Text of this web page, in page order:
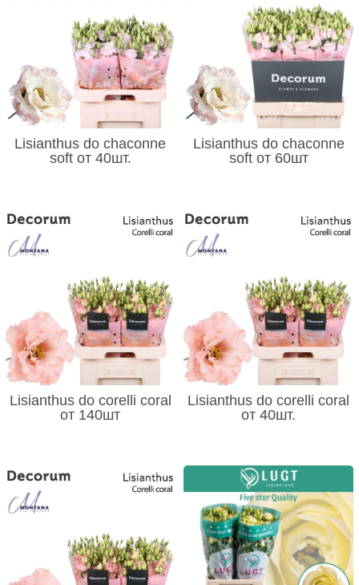
Lisianthus do chaconne
soft от 40шт.
Lisianthus do chaconne
soft от 60шт
Lisianthus do corelli coral
от 140шт
Lisianthus do corelli coral
от 40шт.